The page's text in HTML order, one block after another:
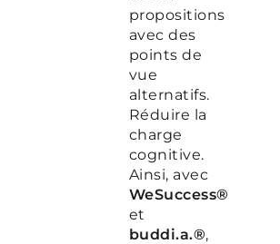
propositions
avec des
points de
vue
alternatifs.
Réduire la
charge
cognitive.
Ainsi, avec
WeSuccess®
et
buddi.a.®,